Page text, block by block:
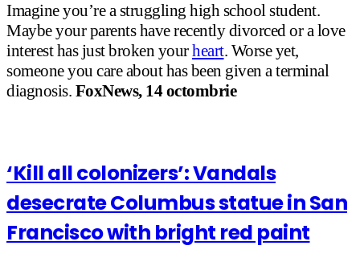
Imagine you’re a struggling high school student.
Maybe your parents have recently divorced or a love
interest has just broken yourheart. Worse yet,
someone you care about has been given a terminal
diagnosis. FoxNews, 14 octombrie
‘Kill all colonizers’: Vandals
desecrate Columbus statue in San
Francisco with bright red paint